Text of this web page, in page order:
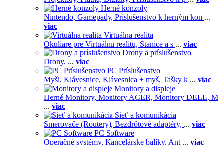
Herné konzoly
Nintendo, Gamepady, Príslušenstvo k herným kon ...
viac
Virtuálna realita
Okuliare pre Virtuálnu realitu, Stanice a s ... viac
Drony a príslušenstvo
Drony, ... viac
PC Príslušenstvo
Myši, Klávesnice, Klávesnica + myš, Tašky k ... viac
Monitory a displeje
Herné Monitory, Monitory ACER, Monitory DELL, M
... viac
Sieť a komunikácia
Smerovače (Routery), Bezdrôtové adaptéry, ... viac
PC Software
Operačné systémy, Kancelárske balíky, Ant ... viac